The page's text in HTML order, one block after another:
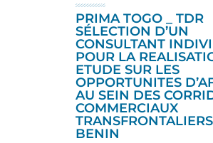
PRIMA TOGO _ TDR
SÉLECTION D’UN
CONSULTANT
POUR LA
ETUDE SUR LES
OPPORTUNITES
AU SEIN DES
COMMERCIAUX
BENIN